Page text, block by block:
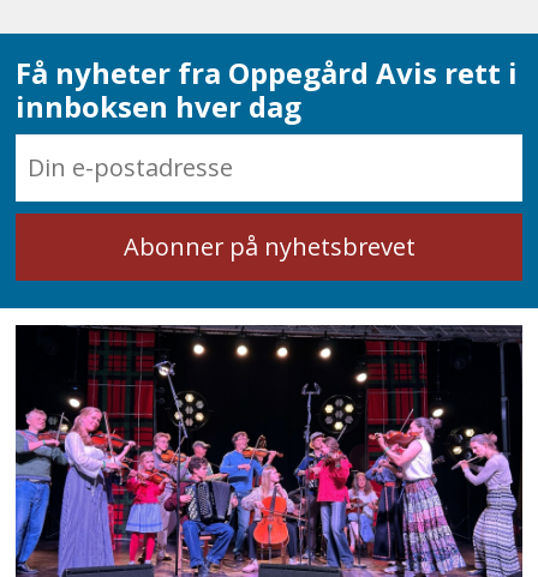
Få nyheter fra Oppegård Avis rett i
innboksen hver dag